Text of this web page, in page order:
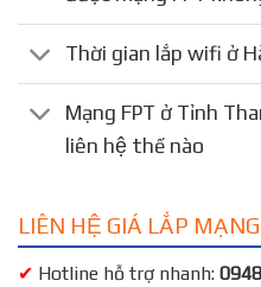
Thời gian lắp wifi ở
Mạng FPT ở Tỉnh
liên hệ thế nào
LIÊN HỆ GIÁ LẮP
✔ Hotline hỗ trợ nhanh: